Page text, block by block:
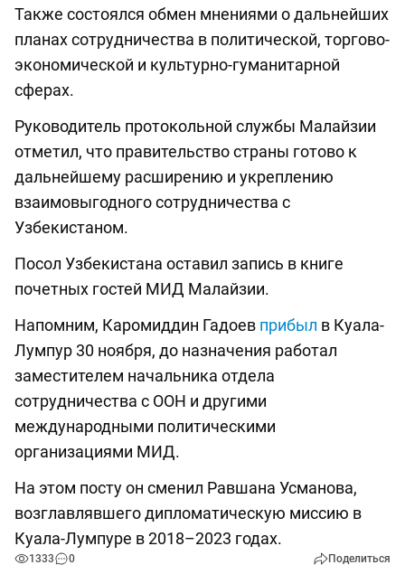
Также состоялся обмен мнениями о дальнейших
планах сотрудничества в политической, торгово-
экономической и культурно-гуманитарной
сферах.
Руководитель протокольной службы Малайзии
отметил, что правительство страны готово к
дальнейшему расширению и укреплению
взаимовыгодного сотрудничества с
Узбекистаном.
Посол Узбекистана оставил запись в книге
почетных гостей МИД Малайзии.
Напомним, Каромиддин Гадоев прибыл в Куала-
Лумпур 30 ноября, до назначения работал
заместителем начальника отдела
сотрудничества с ООН и другими
международными политическими
организациями МИД.
На этом посту он сменил Равшана Усманова,
возглавлявшего дипломатическую миссию в
Куала-Лумпуре в 2018–2023 годах.
1333 0 Поделиться